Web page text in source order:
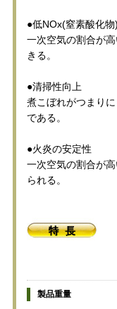
●低NOx(窒素酸化物
一次空気の割合が
きる。
●清掃性向上
煮こぼれがつまり
である。
●火炎の安定性
一次空気の割合が
られる。
製品重量